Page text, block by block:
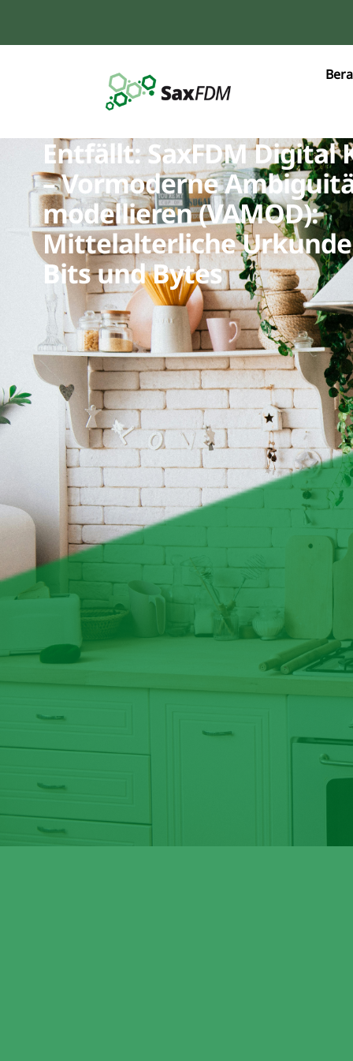
Entfällt: SaxFDM Digital
– Vormoderne
modellieren (VAMOD):
Mittelalterliche
Bits und Bytes